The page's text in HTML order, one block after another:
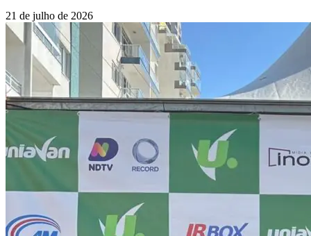
21 de julho de 2026